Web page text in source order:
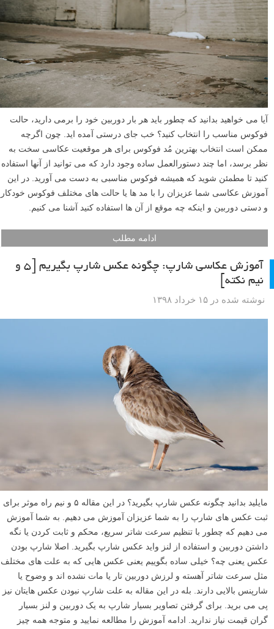
آیا می خواهید بدانید که چطور باید هر بار دوربین خود را برمی دارید، حالت
فوکوس مناسب را انتخاب کنید؟ خب جای درستی آمده اید. چون اگرچه
ممکن است انتخاب بهترین مُد فوکوس برای هر موقعیت عکاسی سخت به
نظر برسد، اما چند دستورالعمل ساده وجود دارد که می توانید از آنها استفاده
کنید تا مطمئن شوید که همیشه فوکوس مناسبی به دست می آورید. در این
آموزش عکاسی شما عزیزان را با مد ها یا حالت های مختلف فوکوس خودکار
و دستی دوربین و اینکه چه موقع از آن ها استفاده کنید آشنا می کنیم.
ادامه مطلب
آموزش عکاسی شارپ: چگونه عکس شارپ بگیریم [۵ و
نیم نکته]
نوشته شده در ۱۵ خرداد ۱۳۹۸
مایلید بدانید چگونه عکس شارپ بگیرید؟ در این مقاله ۵ و نیم راه موثر برای
ثبت عکس های شارپ را به شما عزیزان آموزش می دهیم. به شما آموزش
می دهیم که چطور با تنظیم سرعت شاتر سریع، محکم و ثابت کردن یا نگه
داشتن دوربین و استفاده از لنز واید عکس شارپ بگیرید. اصلا شارپ بودن
عکس یعنی چه؟ خیلی ساده بگوییم یعنی عکس هایی که به علت های مختلف
مثل سرعت شاتر آهسته و لرزش دوربین تار یا مات نشده اند و وضوح یا
شارپنس بالایی دارند. بله در این مقاله به علت شارپ نبودن عکس هایتان نیز
پی می برید. برای گرفتن تصاویر بسیار شارپ به یک دوربین و لنز بسیار
گران قیمت نیاز ندارید. ادامه آموزش را مطالعه نمایید و متوجه همه چیز